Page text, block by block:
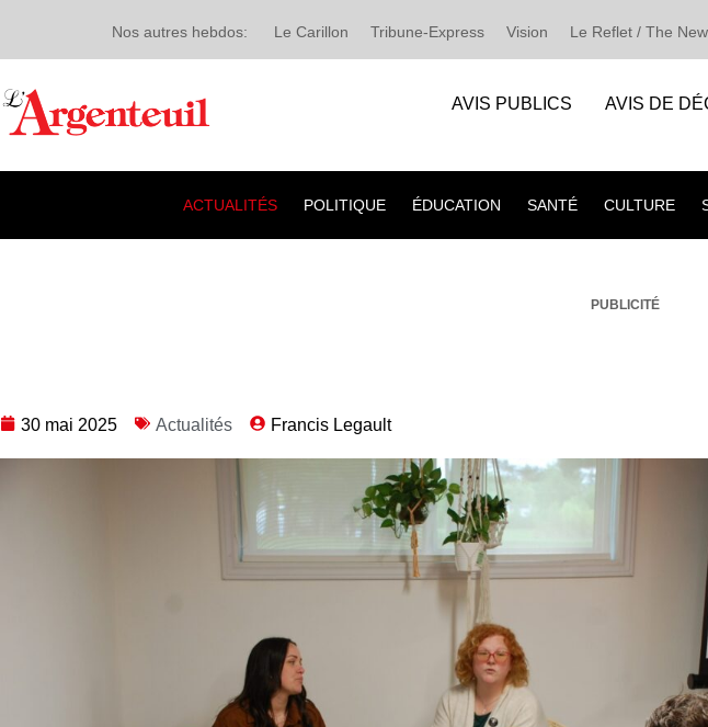
Nos autres hebdos: Le Carillon Tribune-Express Vision Le Reflet / The
AVIS PUBLICS AVIS DE
ACTUALITÉS POLITIQUE ÉDUCATION SANTÉ CULTURE
PUBLICITÉ
30 mai 2025 Actualités Francis Legault